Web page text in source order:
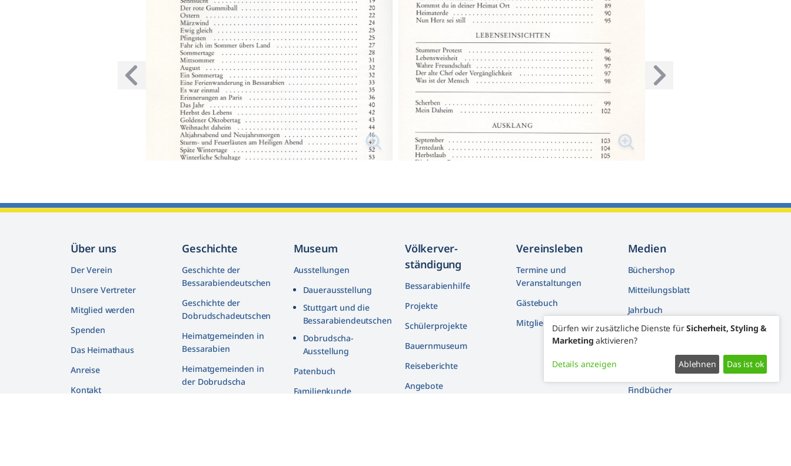
Voriges Bild
Über uns
Der Verein
Unsere Vertreter
Mitglied werden
Spenden
Das Heimathaus
Anreise
Kontakt
Geschichte
Geschichte der
Bessarabiendeutschen
Geschichte der
Dobrudschadeutschen
Heimatgemeinden in
Bessarabien
Heimatgemeinden in
der Dobrudscha
Museum
Ausstellungen
Dauerausstellung
Stuttgart und die
Bessarabiendeutschen
Dobrudscha­-
Ausstellung
Patenbuch
Familienkunde
Völkerver­
ständigung
Bessarabienhilfe
Projekte
Schülerprojekte
Bauernmuseum
Reiseberichte
Angebote
Vereinsleben
Termine und
Veranstaltungen
Gästebuch
Mitglieder machen mit
Medien
Büchershop
Mitteilungsblatt
Jahrbuch
Artikelarchiv
Findbücher
Dürfen wir zusätzliche Dienste fürSicherheit, Styling &
Marketing aktivieren?
Details anzeigen Ablehnen Das ist ok